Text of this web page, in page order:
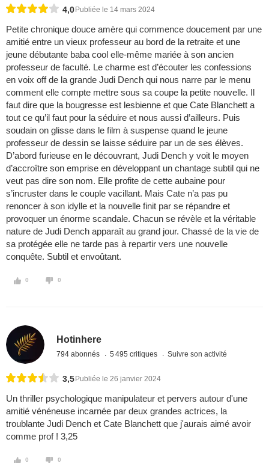
4,0 Publiée le 14 mars 2024
Petite chronique douce amère qui commence doucement par une
amitié entre un vieux professeur au bord de la retraite et une
jeune débutante baba cool elle-même mariée à son ancien
professeur de faculté. Le charme est d’écouter les confessions
en voix off de la grande Judi Dench qui nous narre par le menu
comment elle compte mettre sous sa coupe la petite nouvelle. Il
faut dire que la bougresse est lesbienne et que Cate Blanchett a
tout ce qu’il faut pour la séduire et nous aussi d’ailleurs. Puis
soudain on glisse dans le film à suspense quand le jeune
professeur de dessin se laisse séduire par un de ses élèves.
D’abord furieuse en le découvrant, Judi Dench y voit le moyen
d’accroître son emprise en développant un chantage subtil qui ne
veut pas dire son nom. Elle profite de cette aubaine pour
s’incruster dans le couple vacillant. Mais Cate n’a pas pu
renoncer à son idylle et la nouvelle finit par se répandre et
provoquer un énorme scandale. Chacun se révèle et la véritable
nature de Judi Dench apparaît au grand jour. Chassé de la vie de
sa protégée elle ne tarde pas à repartir vers une nouvelle
conquête. Subtil et envoûtant.
0 0
Hotinhere
794 abonnés 5 495 critiques Suivre son activité
3,5 Publiée le 26 janvier 2024
Un thriller psychologique manipulateur et pervers autour d'une
amitié vénéneuse incarnée par deux grandes actrices, la
troublante Judi Dench et Cate Blanchett que j'aurais aimé avoir
comme prof ! 3,25
0 0